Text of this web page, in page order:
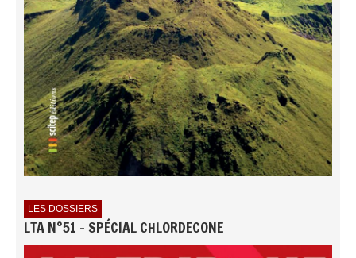
LES DOSSIERS
LTA N°51 - SPÉCIAL CHLORDECONE